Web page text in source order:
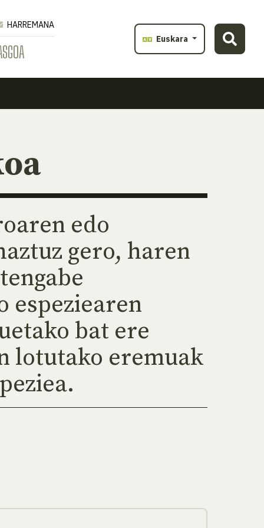
HARREMANA
Euskara
edo
gero, haren
espeziearen
bat ere
lotutako eremuak